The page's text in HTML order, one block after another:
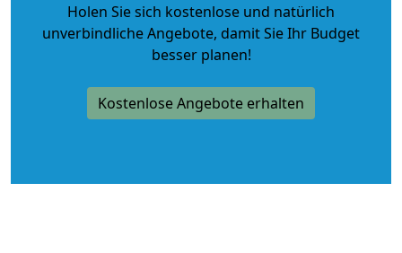
Holen Sie sich kostenlose und natürlich
unverbindliche Angebote, damit Sie Ihr Budget
besser planen!
Kostenlose Angebote erhalten